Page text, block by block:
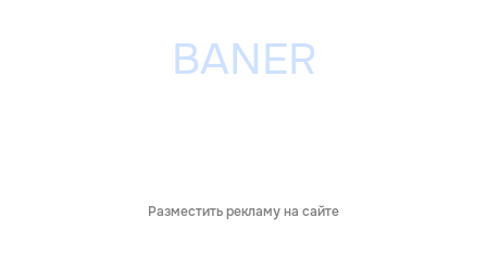
Разместить рекламу на сайте